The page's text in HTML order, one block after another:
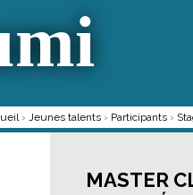
› Jeunes talents › Participants ›
MASTER